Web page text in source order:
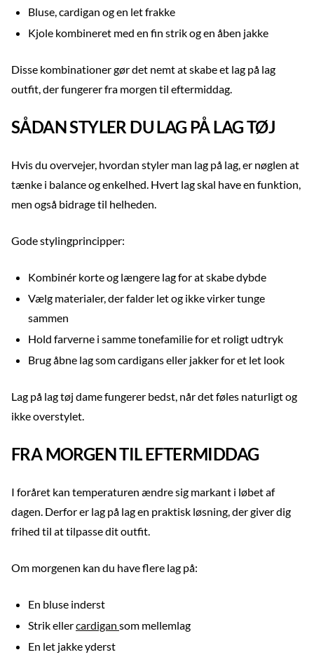
Bluse, cardigan og en let frakke
Kjole kombineret med en fin strik og en åben jakke
Disse kombinationer gør det nemt at skabe et lag på lag
outfit, der fungerer fra morgen til eftermiddag.
SÅDAN STYLER DU LAG PÅ LAG TØJ
Hvis du overvejer, hvordan styler man lag på lag, er nøglen at
tænke i balance og enkelhed. Hvert lag skal have en funktion,
men også bidrage til helheden.
Gode stylingprincipper:
Kombinér korte og længere lag for at skabe dybde
Vælg materialer, der falder let og ikke virker tunge
sammen
Hold farverne i samme tonefamilie for et roligt udtryk
Brug åbne lag som cardigans eller jakker for et let look
Lag på lag tøj dame fungerer bedst, når det føles naturligt og
ikke overstylet.
FRA MORGEN TIL EFTERMIDDAG
I foråret kan temperaturen ændre sig markant i løbet af
dagen. Derfor er lag på lag en praktisk løsning, der giver dig
frihed til at tilpasse dit outfit.
Om morgenen kan du have flere lag på:
En bluse inderst
Strik ellercardigan som mellemlag
En let jakke yderst